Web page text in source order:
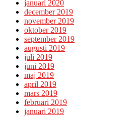
januari 2020
december 2019
november 2019
oktober 2019
september 2019
augusti 2019
juli 2019
juni 2019
maj 2019
april 2019
mars 2019
februari 2019
januari 2019